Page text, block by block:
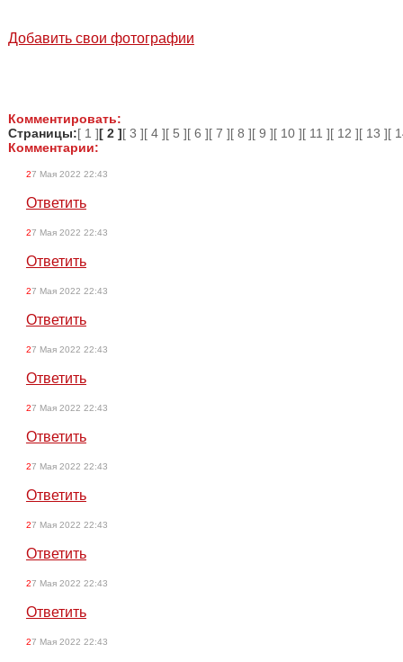
Добавить свои фотографии
Комментировать:
Страницы:[ 1 ][ 2 ][ 3 ][ 4 ][ 5 ][ 6 ][ 7 ][ 8 ][ 9 ][ 10 ][ 11 ][ 12 ][ 13 ][
Комментарии:
27 Мая 2022 22:43
Ответить
27 Мая 2022 22:43
Ответить
27 Мая 2022 22:43
Ответить
27 Мая 2022 22:43
Ответить
27 Мая 2022 22:43
Ответить
27 Мая 2022 22:43
Ответить
27 Мая 2022 22:43
Ответить
27 Мая 2022 22:43
Ответить
27 Мая 2022 22:43